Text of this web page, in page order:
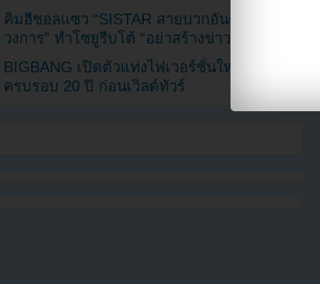
คิมฮีชอลแซว “SISTAR สายบวกอันดับ 1 ใน
วงการ” ทำโซยูรีบโต้ “อย่าสร้างข่าวลือ!”
BIGBANG เปิดตัวแท่งไฟเวอร์ชั่นใหม่ ฉลอง
ครบรอบ 20 ปี ก่อนเวิลด์ทัวร์